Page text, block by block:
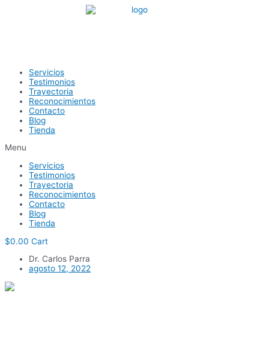
Servicios
Testimonios
Trayectoria
Reconocimientos
Contacto
Blog
Tienda
Menu
Servicios
Testimonios
Trayectoria
Reconocimientos
Contacto
Blog
Tienda
$0.00 Cart
Dr. Carlos Parra
agosto 12, 2022